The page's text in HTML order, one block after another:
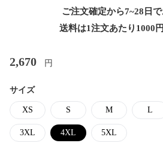
ご注文確定から7~28日
送料は1注文あたり 1000
2,670 円
サイズ
XS S M L
3XL 4XL 5XL